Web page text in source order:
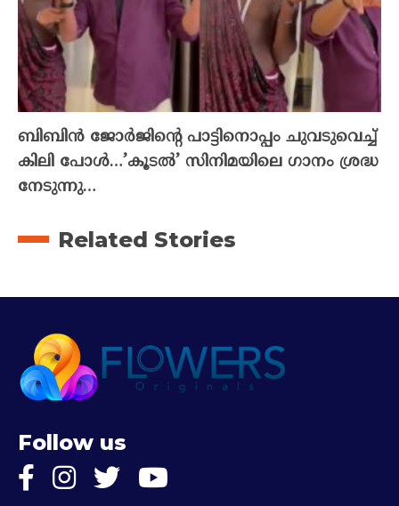
ബിബിൻ ജോർജിന്റെ പാട്ടിനൊപ്പം ചുവടുവെച്ച്
കിലി പോൾ…’കൂടൽ’ സിനിമയിലെ ഗാനം ശ്രദ്ധ
നേടുന്നു…
Related Stories
Follow us